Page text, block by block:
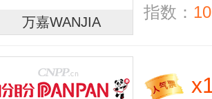
万嘉WANJIA
指数：
x